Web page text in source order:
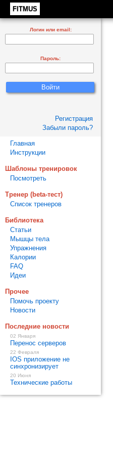
FITMUS
Логин или email:
Пароль:
Регистрация
Забыли пароль?
Главная
Инструкции
Шаблоны тренировок
Посмотреть
Тренер (beta-тест)
Список тренеров
Библиотека
Статьи
Мышцы тела
Упражнения
Калории
FAQ
Идеи
Прочее
Помочь проекту
Новости
Последние новости
02 Января
Перенос серверов
22 Февраля
IOS приложение не
синхронизирует
20 Июня
Технические работы